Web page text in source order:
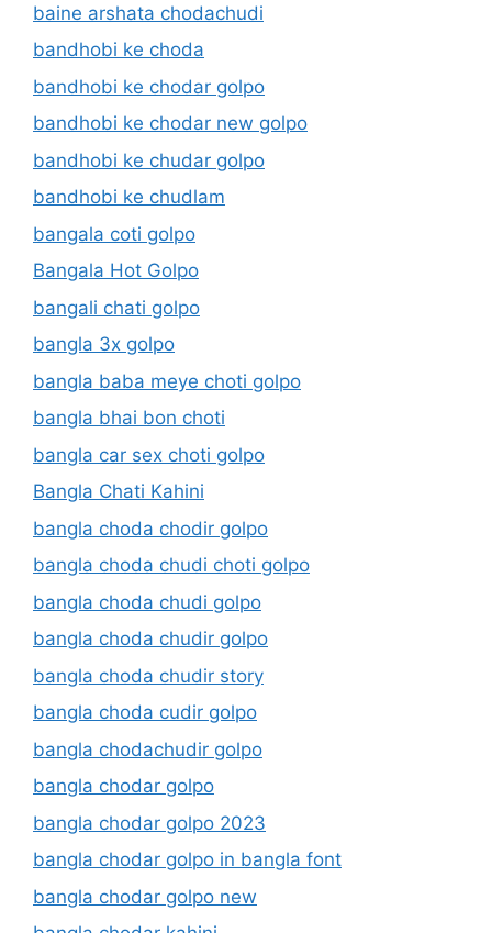
baine arshata chodachudi
bandhobi ke choda
bandhobi ke chodar golpo
bandhobi ke chodar new golpo
bandhobi ke chudar golpo
bandhobi ke chudlam
bangala coti golpo
Bangala Hot Golpo
bangali chati golpo
bangla 3x golpo
bangla baba meye choti golpo
bangla bhai bon choti
bangla car sex choti golpo
Bangla Chati Kahini
bangla choda chodir golpo
bangla choda chudi choti golpo
bangla choda chudi golpo
bangla choda chudir golpo
bangla choda chudir story
bangla choda cudir golpo
bangla chodachudir golpo
bangla chodar golpo
bangla chodar golpo 2023
bangla chodar golpo in bangla font
bangla chodar golpo new